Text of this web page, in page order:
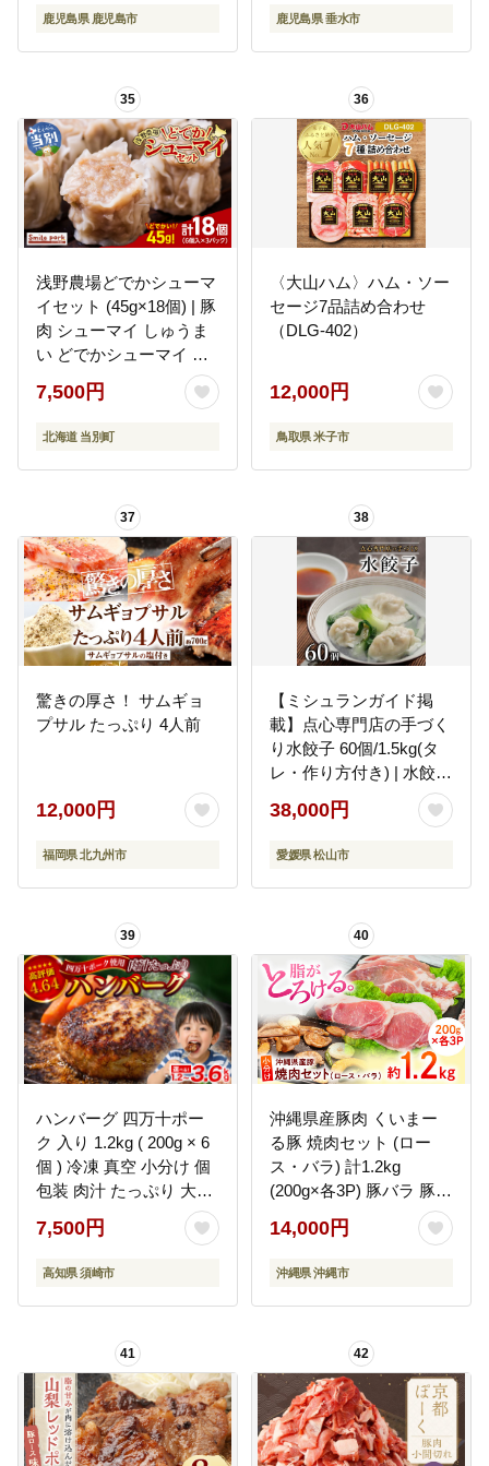
鹿児島県 鹿児島市 鹿児島県 垂水市
35
浅野農場どでかシューマ
イセット (45g×18個) | 豚
肉 シューマイ しゅうま
い どでかシューマイ 冷
凍シューマイ 豚肉シュ
ーマイ_tb02-010
7,500円
北海道 当別町
36
〈大山ハム〉ハム・ソー
セージ7品詰め合わせ
（DLG-402）
12,000円
鳥取県 米子市
37
驚きの厚さ！ サムギョ
プサル たっぷり 4人前
12,000円
福岡県 北九州市
38
【ミシュランガイド掲
載】点心専門店の手づく
り水餃子 60個/1.5kg(タ
レ・作り方付き) | 水餃子
餃子 ギョーザ 餃子 ギョ
ーザ 点心 中華 手作り ギ
ョーザ 餃子 冷凍 点心 中
松山市
38,000円
愛媛県 松山市
39
ハンバーグ 四万十ポー
ク 入り 1.2kg ( 200g × 6
個 ) 冷凍 真空 小分け 個
包装 肉汁 たっぷり 大容
量 大きめ 合挽き 牛肉 豚
肉 保存料 不使用 ビーフ
ポーク 合いびき肉 挽肉
ず 惣菜 晩ごはん 贅沢 ギ
7,500円
高知県 須崎市
40
沖縄県産豚肉 くいまー
る豚 焼肉セット (ロー
ス・バラ) 計1.2kg
(200g×各3P) 豚バラ 豚ロ
ース スライス 焼き肉 小
分け 沖縄市 / 宮城ふぁー
む [BCAJ001] 冷凍 スト
14,000円
沖縄県 沖縄市
41 42